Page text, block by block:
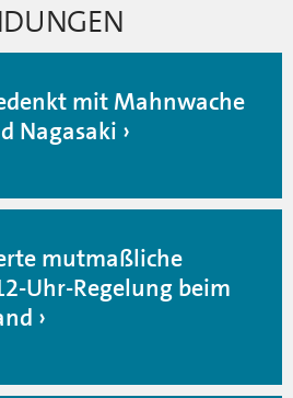
mit Mahnwache
Nagasaki
mutmaßliche
Uhr-Regelung beim